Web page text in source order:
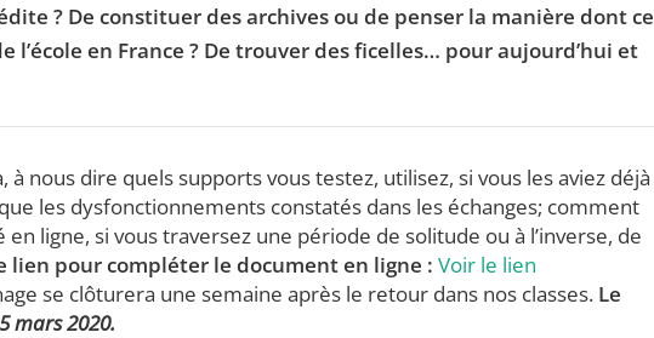
? De constituer des archives ou de penser la manière dont ce
l’école en France ? De trouver des ficelles… pour aujourd’hui et
à nous dire quels supports vous testez, utilisez, si vous les aviez déjà
les dysfonctionnements constatés dans les échanges; comment
ligne, si vous traversez une période de solitude ou à l’inverse, de
lien pour compléter le document en ligne : Voir le lien
se clôturera une semaine après le retour dans nos classes. Le
mars 2020.